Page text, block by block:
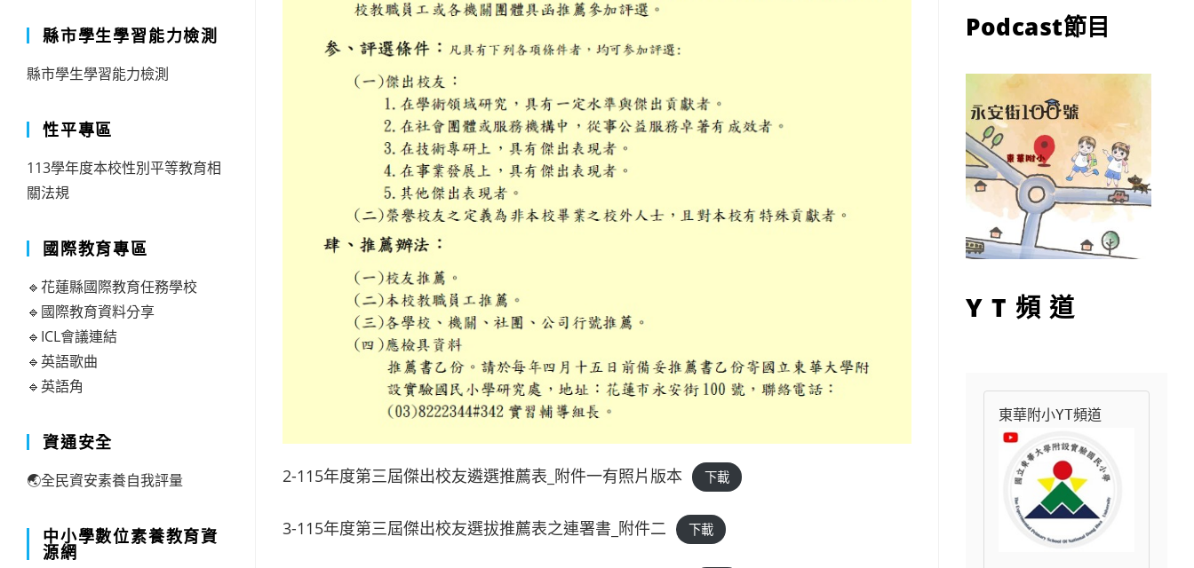
2-115年度第三屆傑出校友遴選推薦表_附件一有照片版本 下載
3-115年度第三屆傑出校友選拔推薦表之連署書_附件二 下載
縣市學生學習能力檢測
縣市學生學習能力檢測
性平專區
113學年度本校性別平等教育相
關法規
國際教育專區
🔹花蓮縣國際教育任務學校
🔹國際教育資料分享
🔹ICL會議連結
🔹英語歌曲
🔹英語角
資通安全
🌏全民資安素養自我評量
中小學數位素養教育資
源網
Podcast節目
YT頻道
東華附小YT頻道